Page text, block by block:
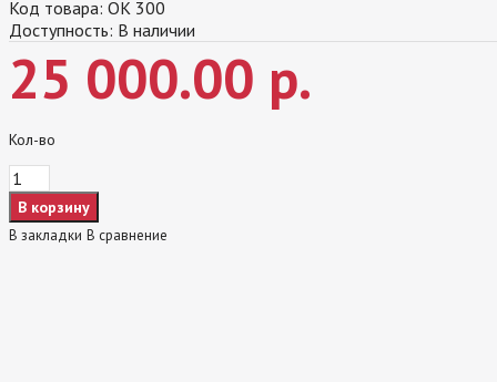
Код товара: ОК 300
Доступность: В наличии
25 000.00 р.
Кол-во
В закладки В сравнение